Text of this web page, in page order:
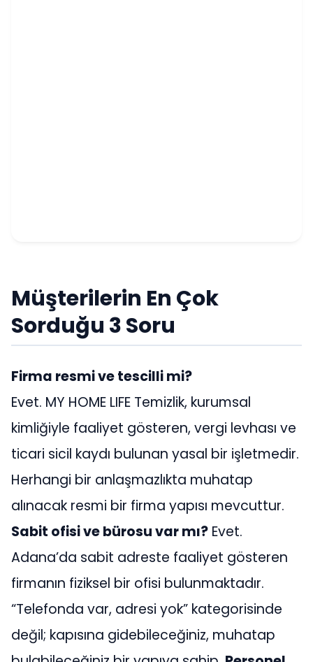
Müşterilerin En Çok
Sorduğu 3 Soru
Firma resmi ve tescilli mi?
Evet. MY HOME LIFE Temizlik, kurumsal
kimliğiyle faaliyet gösteren, vergi levhası ve
ticari sicil kaydı bulunan yasal bir işletmedir.
Herhangi bir anlaşmazlıkta muhatap
alınacak resmi bir firma yapısı mevcuttur.
Sabit ofisi ve bürosu var mı? Evet.
Adana’da sabit adreste faaliyet gösteren
firmanın fiziksel bir ofisi bulunmaktadır.
“Telefonda var, adresi yok” kategorisinde
değil; kapısına gidebileceğiniz, muhatap